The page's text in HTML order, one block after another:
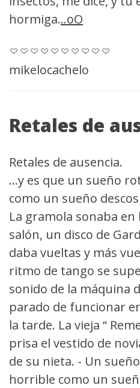
hormiga...oO
mikelocachelo
Retales de
Retales de ausencia.
...y es que un sueño
como un sueño
La gramola sonaba
salón, un disco de
daba vueltas y más
ritmo de tango se
sonido de la máquina
parado de funcionar
la tarde. La vieja “
prisa el vestido de
de su nieta. - Un
horrible como un